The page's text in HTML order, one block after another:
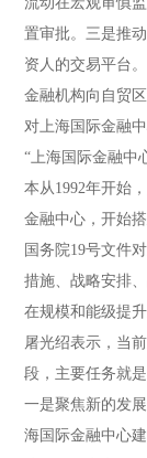
置审批。三是推
资人的交易平台
金融机构向自贸区
对上海国际金融
“上海国际金融中
本从1992年开始
金融中心，开始
国务院19号文件
措施、战略安排
在规模和能级提
屠光绍表示，当
段，主要任务就
一是聚焦新的发
海国际金融中心